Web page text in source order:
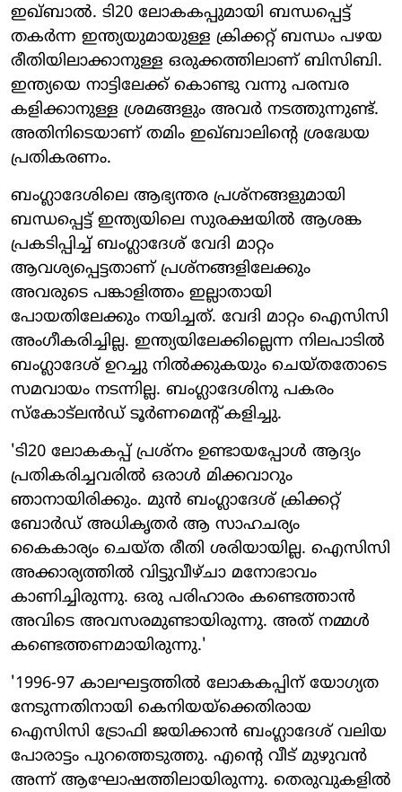
ഇഖ്ബാൽ. ടി20 ലോകകപ്പുമായി ബന്ധപ്പെട്ട്
തകർന്ന ഇന്ത്യയുമായുള്ള ക്രിക്കറ്റ് ബന്ധം പഴയ
രീതിയിലാക്കാനുള്ള ഒരുക്കത്തിലാണ് ബിസിബി.
ഇന്ത്യയെ നാട്ടിലേക്ക് കൊണ്ടു വന്നു പരമ്പര
കളിക്കാനുള്ള ശ്രമങ്ങളും അവർ നടത്തുന്നുണ്ട്.
അതിനിടെയാണ് തമിം ഇഖ്ബാലിന്റെ ശ്രദ്ധേയ
പ്രതികരണം.
ബം​ഗ്ലാദേശിലെ ആഭ്യന്തര പ്രശ്നങ്ങളുമായി
ബന്ധപ്പെട്ട് ഇന്ത്യയിലെ സുരക്ഷയിൽ ആശങ്ക
പ്രകടിപ്പിച്ച് ബം​ഗ്ലാദേശ് വേദി മാറ്റം
ആവശ്യപ്പെട്ടതാണ് പ്രശ്നങ്ങളിലേക്കും
അവരുടെ പങ്കാളിത്തം ഇല്ലാതായി
പോയതിലേക്കും നയിച്ചത്. വേദി മാറ്റം ഐസിസി
അം​ഗീകരിച്ചില്ല. ഇന്ത്യയിലേക്കില്ലെന്ന നിലപാടിൽ
ബം​ഗ്ലാ​ദേശ് ഉറച്ചു നിൽക്കുകയും ചെയ്തതോടെ
സമവായം നടന്നില്ല. ബം​ഗ്ലാദേശിനു പകരം
സ്കോട്ലൻഡ് ടൂർണമെന്റ് കളിച്ചു.
'ടി20 ലോകകപ്പ് പ്രശ്നം ഉണ്ടായപ്പോൾ ആദ്യം
പ്രതികരിച്ചവരിൽ ഒരാൾ മിക്കവാറും
ഞാനായിരിക്കും. മുൻ ബംഗ്ലാദേശ് ക്രിക്കറ്റ്
ബോർഡ് അധികൃതർ ആ സാഹചര്യം
കൈകാര്യം ചെയ്ത രീതി ശരിയായില്ല. ഐസിസി
അക്കാര്യത്തിൽ വിട്ടുവീഴ്ചാ മനോഭാവം
കാണിച്ചിരുന്നു. ഒരു പരിഹാരം കണ്ടെത്താൻ
അവിടെ അവസരമുണ്ടായിരുന്നു. അത് നമ്മൾ
കണ്ടെത്തണമായിരുന്നു.'
'1996-97 കാലഘട്ടത്തിൽ ലോകകപ്പിന് യോഗ്യത
നേടുന്നതിനായി കെനിയയ്‌ക്കെതിരായ
ഐസിസി ട്രോഫി ജയിക്കാൻ ബം​ഗ്ലാ​ദേശ് വലിയ
പോരാട്ടം പുറത്തെടുത്തു. എന്റെ വീട് മുഴുവൻ
അന്ന് ആഘോഷത്തിലായിരുന്നു. തെരുവുകളിൽ